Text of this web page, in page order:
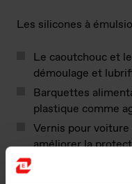
Les silicones à
Le caoutchouc et
démoulage et
Barquettes
plastique comme
Vernis pour
améliorer la